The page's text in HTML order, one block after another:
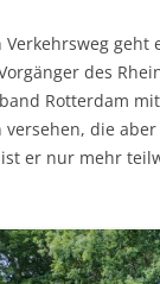
geht
des
Rotterdam
versehen, die
er nur mehr